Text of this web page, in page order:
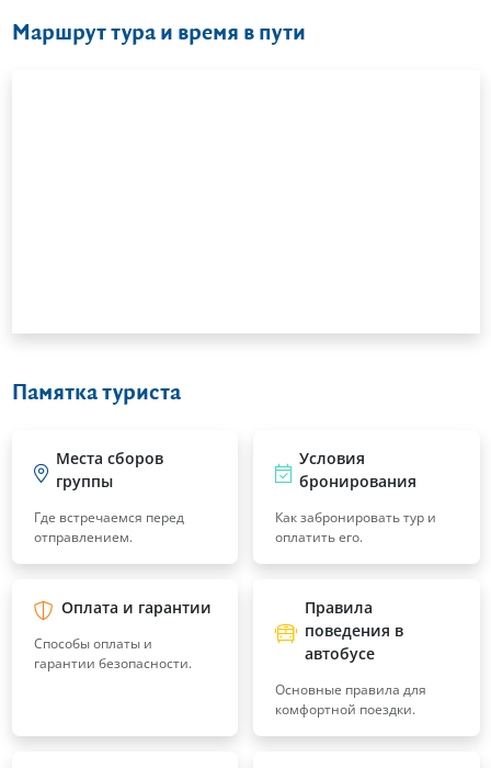
Маршрут тура и время в пути
Памятка туриста
Места сборов
группы
Где встречаемся перед
отправлением.
Условия
бронирования
Как забронировать тур и
оплатить его.
Оплата и гарантии
Способы оплаты и
гарантии безопасности.
Правила
поведения в
автобусе
Основные правила для
комфортной поездки.